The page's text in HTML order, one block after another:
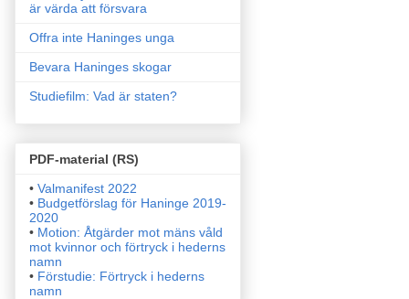
är värda att försvara
Offra inte Haninges unga
Bevara Haninges skogar
Studiefilm: Vad är staten?
PDF-material (RS)
• Valmanifest 2022
• Budgetförslag för Haninge 2019-
2020
• Motion: Åtgärder mot mäns våld
mot kvinnor och förtryck i hederns
namn
• Förstudie: Förtryck i hederns
namn